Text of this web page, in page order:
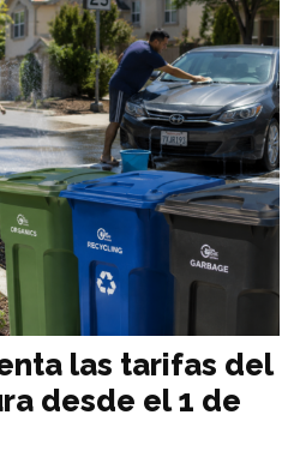
las tarifas del
desde el 1 de